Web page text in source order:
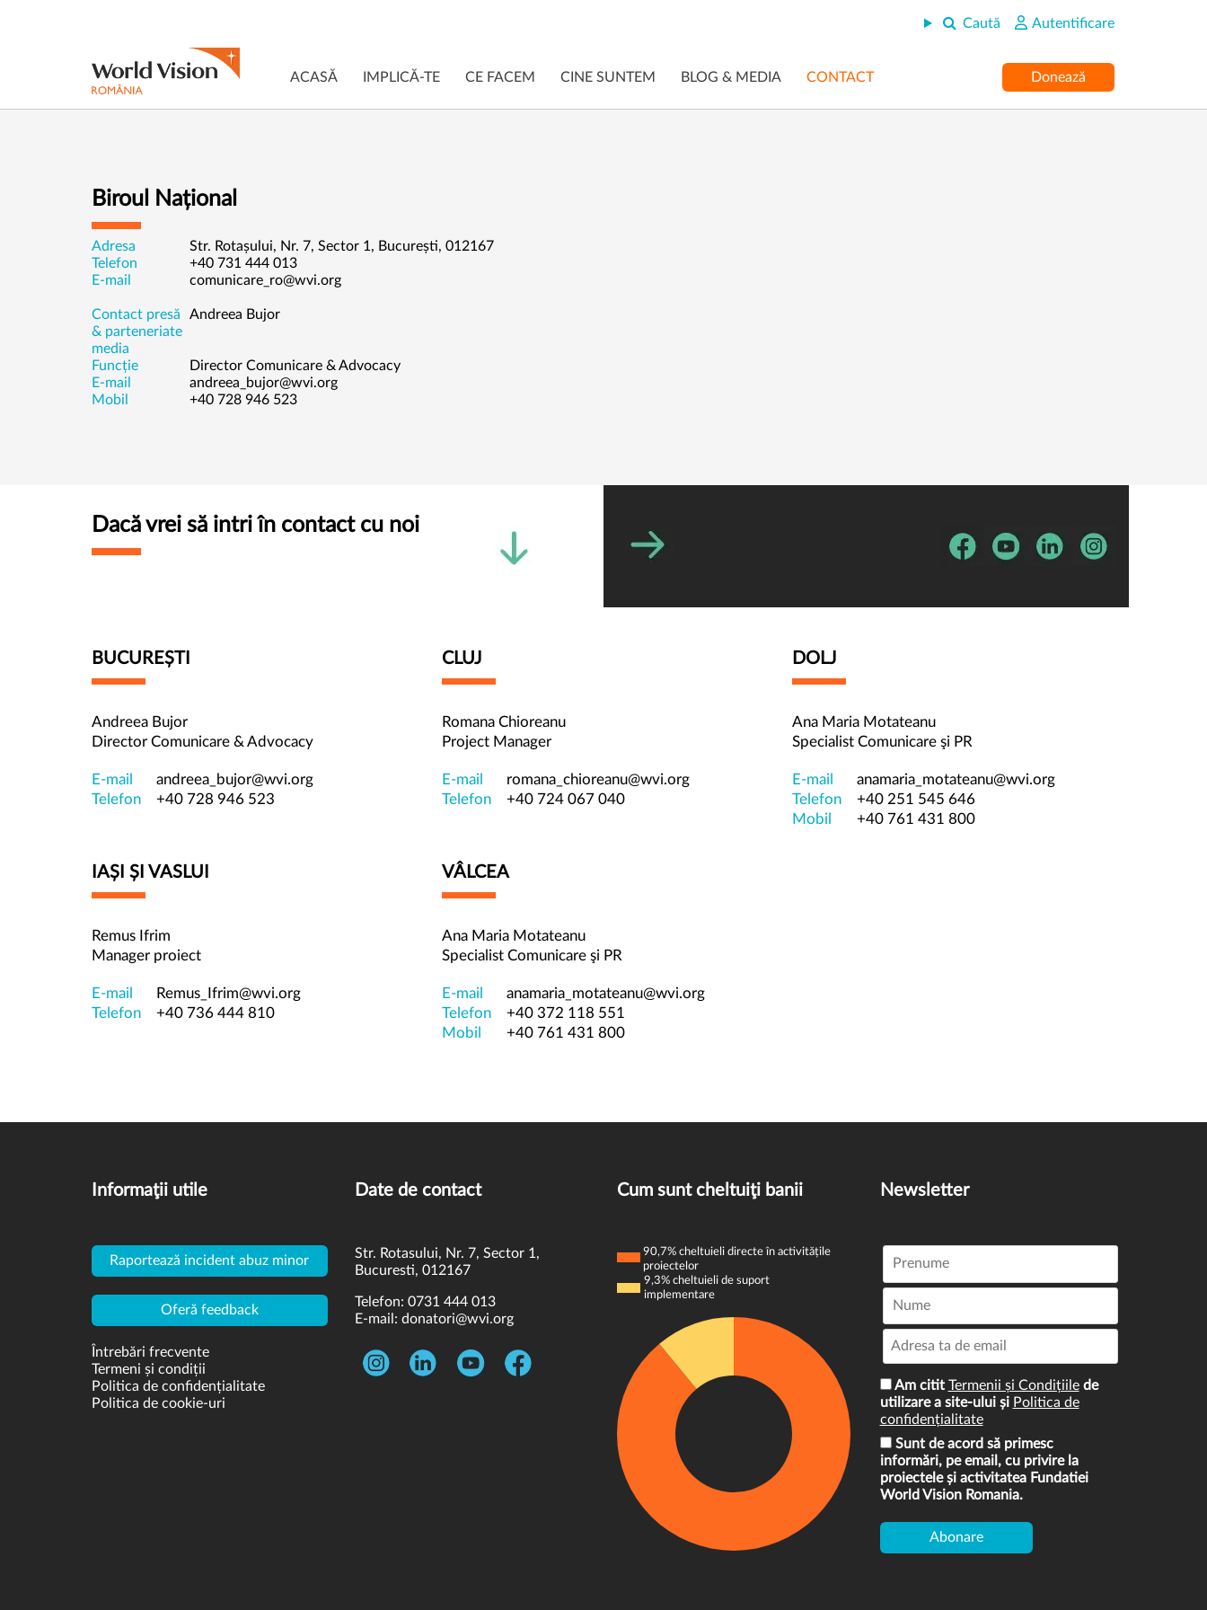
Caută Autentificare
ACASĂ IMPLICĂ-TE CE FACEM CINE SUNTEM BLOG & MEDIA CONTACT Donează
Biroul Național
Adresa
Str. Rotașului, Nr. 7, Sector 1, București, 012167
Telefon
+40 731 444 013
E-mail
comunicare_ro@wvi.org
Contact presă
& parteneriate
media
Andreea Bujor
Funcție
Director Comunicare & Advocacy
E-mail
andreea_bujor@wvi.org
Mobil
+40 728 946 523
Dacă vrei să intri în contact cu noi
BUCUREȘTI
Andreea Bujor
Director Comunicare & Advocacy
E-mail
andreea_bujor@wvi.org
Telefon
+40 728 946 523
CLUJ
Romana Chioreanu
Project Manager
E-mail
romana_chioreanu@wvi.org
Telefon
+40 724 067 040
DOLJ
Ana Maria Motateanu
Specialist Comunicare şi PR
E-mail
anamaria_motateanu@wvi.org
Telefon
+40 251 545 646
Mobil
+40 761 431 800
IAȘI ȘI VASLUI
Remus Ifrim
Manager proiect
E-mail
Remus_Ifrim@wvi.org
Telefon
+40 736 444 810
VÂLCEA
Ana Maria Motateanu
Specialist Comunicare şi PR
E-mail
anamaria_motateanu@wvi.org
Telefon
+40 372 118 551
Mobil
+40 761 431 800
Informaţii utile
Raportează incident abuz minor
Oferă feedback
Întrebări frecvente
Termeni și condiții
Politica de confidențialitate
Politica de cookie-uri
Date de contact
Str. Rotasului, Nr. 7, Sector 1,
Bucuresti, 012167
Telefon: 0731 444 013
E-mail: donatori@wvi.org
Cum sunt cheltuiţi banii
90,7% cheltuieli directe în activitățile
proiectelor
9,3% cheltuieli de suport
implementare
Newsletter
Am citit Termenii și Condițiilede
utilizare a site-ului și Politica de
confidențialitate
Sunt de acord să primesc
informări, pe email, cu privire la
proiectele și activitatea Fundatiei
World Vision Romania.